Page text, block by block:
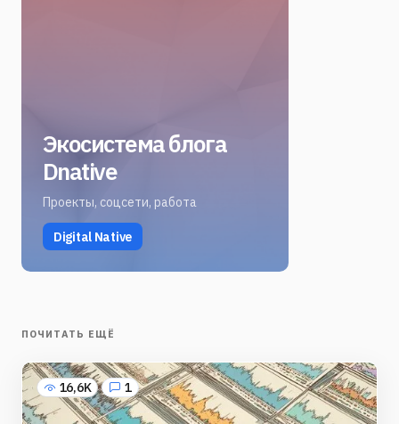
Экосистема блога
Dnative
Проекты, соцсети, работа
Digital Native
ПОЧИТАТЬ ЕЩЁ
16,6K 1